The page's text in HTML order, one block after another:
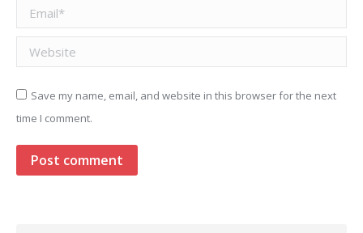
Email *
Website
Save my name, email, and website in this browser for the next
time I comment.
Post comment